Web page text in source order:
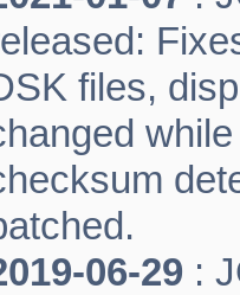
files,
06-29 :